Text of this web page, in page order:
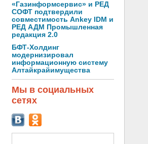
«Газинформсервис» и РЕД
СОФТ подтвердили
совместимость Ankey IDM и
РЕД АДМ Промышленная
редакция 2.0
БФТ-Холдинг
модернизировал
информационную систему
Алтайкрайимущества
Мы в социальных
сетях